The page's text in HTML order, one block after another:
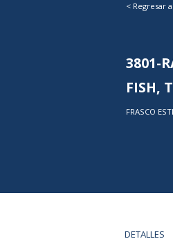
< Regresar
3801-
FISH,
FRASCO
DETALLES